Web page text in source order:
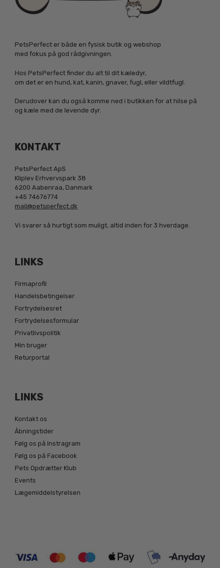
PetsPerfect er både en fysisk butik og webshop
med fokus på god rådgivningen.
Hos PetsPerfect finder du alt til dit kæledyr,
om det er en hund, kat, kanin, gnaver, fugl, eller vildtfugl.
Derudover kan du også komme ned i butikken for at hilse på
og kæle med de levende dyr.
KONTAKT
PetsPerfect ApS
Kliplev Erhvervspark 38
6200 Aabenraa, Danmark
+45 74676774
mail@petsperfect.dk
Vi svarer så hurtigt som muligt, altid inden for 3 hverdage.
LINKS
Firmaprofil
Handelsbetingelser
Fortrydelsesret
Fortrydelsesformular
Privatlivspolitik
Min bruger
Returportal
LINKS
Kontakt os
Åbningstider
Følg os på Instragram
Følg os på Facebook
Pets Opdrætter Klub
Events
Lægemiddelstyrelsen